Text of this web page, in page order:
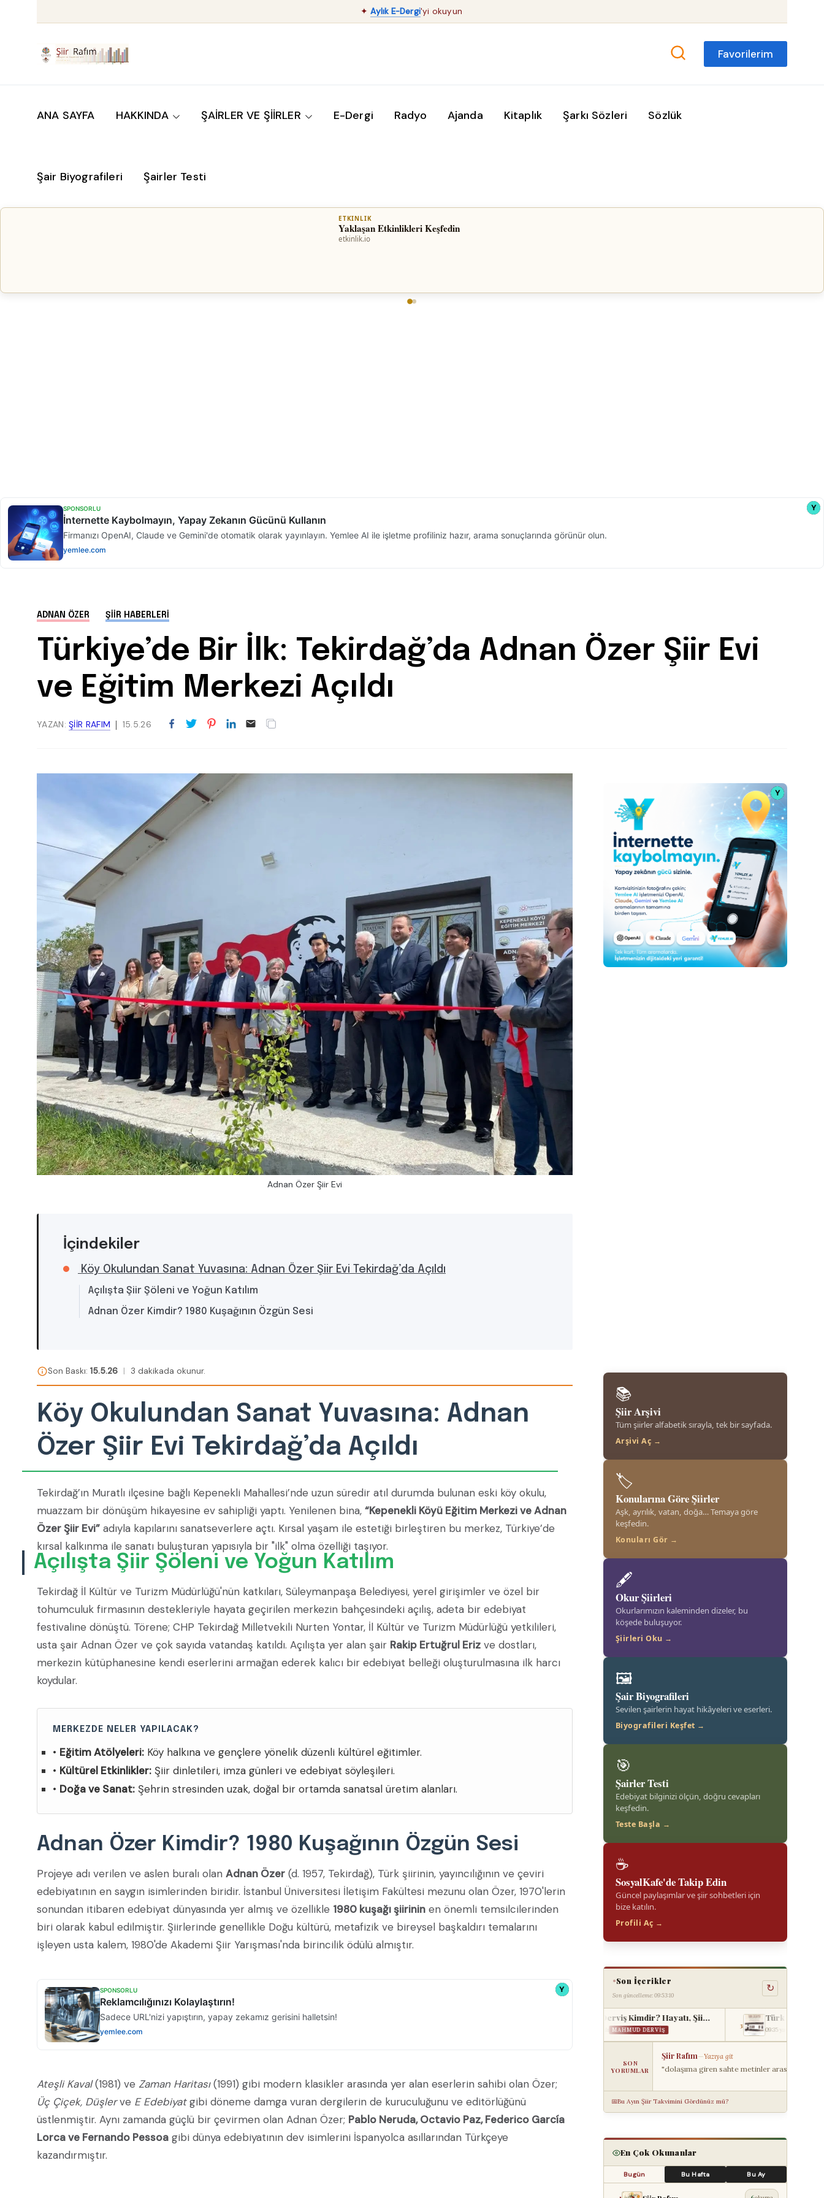
✦Aylık E-Dergi'yi okuyun
Favorilerim
ANA SAYFA HAKKINDA ŞAİRLER VE ŞİİRLER E-Dergi Radyo Ajanda Kitaplık Şarkı Sözleri Sözlük
Şair Biyografileri Şairler Testi
ETKINLIK
Yaklaşan Etkinlikleri Keşfedin
etkinlik.io
ADNAN ÖZER ŞIIR HABERLERI
Türkiye’de Bir İlk: Tekirdağ’da Adnan Özer Şiir Evi
ve Eğitim Merkezi Açıldı
YAZAN:ŞIIR RAFIM 15.5.26
Adnan Özer Şiir Evi
İçindekiler
Köy Okulundan Sanat Yuvasına: Adnan Özer Şiir Evi Tekirdağ’da Açıldı
Açılışta Şiir Şöleni ve Yoğun Katılım
Adnan Özer Kimdir? 1980 Kuşağının Özgün Sesi
Son Baskı: 15.5.26 3 dakikada okunur.
Köy Okulundan Sanat Yuvasına: Adnan
Özer Şiir Evi Tekirdağ’da Açıldı
Tekirdağ’ın Muratlı ilçesine bağlı Kepenekli Mahallesi’nde uzun süredir atıl durumda bulunan eski köy okulu,
muazzam bir dönüşüm hikayesine ev sahipliği yaptı. Yenilenen bina, “Kepenekli Köyü Eğitim Merkezi ve Adnan
Özer Şiir Evi” adıyla kapılarını sanatseverlere açtı. Kırsal yaşam ile estetiği birleştiren bu merkez, Türkiye’de
kırsal kalkınma ile sanatı buluşturan yapısıyla bir "ilk" olma özelliği taşıyor.
Açılışta Şiir Şöleni ve Yoğun Katılım
Tekirdağ İl Kültür ve Turizm Müdürlüğü'nün katkıları, Süleymanpaşa Belediyesi, yerel girişimler ve özel bir
tohumculuk firmasının destekleriyle hayata geçirilen merkezin bahçesindeki açılış, adeta bir edebiyat
festivaline dönüştü. Törene; CHP Tekirdağ Milletvekili Nurten Yontar, İl Kültür ve Turizm Müdürlüğü yetkilileri,
usta şair Adnan Özer ve çok sayıda vatandaş katıldı. Açılışta yer alan şair Rakip Ertuğrul Eriz ve dostları,
merkezin kütüphanesine kendi eserlerini armağan ederek kalıcı bir edebiyat belleği oluşturulmasına ilk harcı
koydular.
MERKEZDE NELER YAPILACAK?
• Eğitim Atölyeleri: Köy halkına ve gençlere yönelik düzenli kültürel eğitimler.
• Kültürel Etkinlikler: Şiir dinletileri, imza günleri ve edebiyat söyleşileri.
• Doğa ve Sanat: Şehrin stresinden uzak, doğal bir ortamda sanatsal üretim alanları.
Adnan Özer Kimdir? 1980 Kuşağının Özgün Sesi
Projeye adı verilen ve aslen buralı olan Adnan Özer (d. 1957, Tekirdağ), Türk şiirinin, yayıncılığının ve çeviri
edebiyatının en saygın isimlerinden biridir. İstanbul Üniversitesi İletişim Fakültesi mezunu olan Özer, 1970'lerin
sonundan itibaren edebiyat dünyasında yer almış ve özellikle 1980 kuşağı şiirinin en önemli temsilcilerinden
biri olarak kabul edilmiştir. Şiirlerinde genellikle Doğu kültürü, metafizik ve bireysel başkaldırı temalarını
işleyen usta kalem, 1980'de Akademi Şiir Yarışması'nda birincilik ödülü almıştır.
Ateşli Kaval(1981) ve Zaman Haritası(1991) gibi modern klasikler arasında yer alan eserlerin sahibi olan Özer;
Üç Çiçek, Düşlerve E Edebiyatgibi döneme damga vuran dergilerin de kuruculuğunu ve editörlüğünü
üstlenmiştir. Aynı zamanda güçlü bir çevirmen olan Adnan Özer; Pablo Neruda, Octavio Paz, Federico García
Lorca ve Fernando Pessoa gibi dünya edebiyatının dev isimlerini İspanyolca asıllarından Türkçeye
kazandırmıştır.
📚
Şiir Arşivi
Tüm şiirler alfabetik sırayla, tek bir sayfada.
Arşivi Aç →
🏷️
Konularına Göre Şiirler
Aşk, ayrılık, vatan, doğa… Temaya göre
keşfedin.
Konuları Gör →
🖋️
Okur Şiirleri
Okurlarımızın kaleminden dizeler, bu
köşede buluşuyor.
Şiirleri Oku →
🖼️
Şair Biyografileri
Sevilen şairlerin hayat hikâyeleri ve eserleri.
Biyografileri Keşfet →
🎯
Şairler Testi
Edebiyat bilginizi ölçün, doğru cevapları
keşfedin.
Teste Başla →
☕
SosyalKafe'de Takip Edin
Güncel paylaşımlar ve şiir sohbetleri için
bize katılın.
Profili Aç →
Son İçerikler
Son güncelleme: 09:53:10
↻
Mahmud Derviş Kimdir? Hayatı, Şiirleri ve Eserle...
MAHMUD DERVIŞ 09:35 yayımlandı TÜRK
SON
YORUMLAR
Şiir Rafım—Yazıya git
"Şiir Rafım olarak bugünün anlam ve
📅Bu Ayın Şiir Takvimini Gördünüz mü?
En Çok Okunanlar
Bugün Bu Hafta Bu Ay